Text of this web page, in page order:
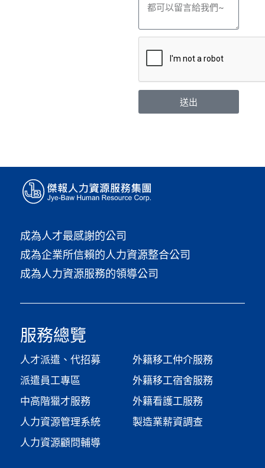
送出
成為人才最感謝的公司
成為企業所信賴的人力資源整合公司
成為人力資源服務的領導公司
服務總覽
人才派遣、代招募
派遣員工專區
中高階獵才服務
人力資源管理系統
人力資源顧問輔導
外籍移工仲介服務
外籍移工宿舍服務
外籍看護工服務
製造業薪資調查​